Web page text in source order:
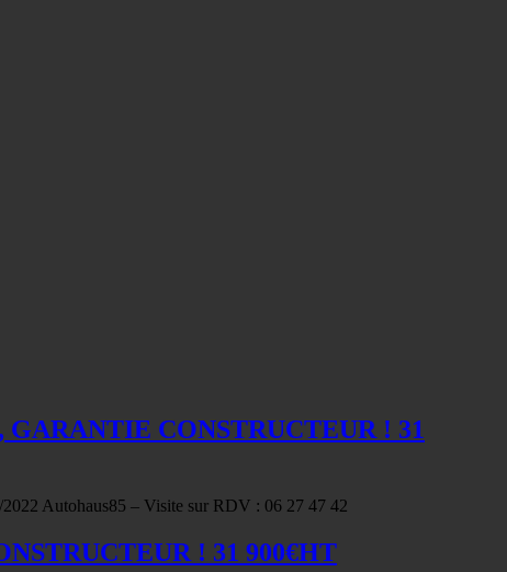
GARANTIE CONSTRUCTEUR ! 31
Autohaus85 – Visite sur RDV : 06 27 47 42
! 31 900€HT